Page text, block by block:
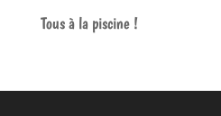
Tous à la piscine !